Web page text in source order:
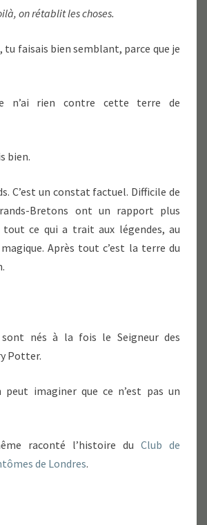
on rétablit les choses.
tu faisais bien semblant, parce que je
n’ai rien contre cette terre de
bien.
C’est un constat factuel. Difficile de
Bretons ont un rapport plus
tout ce qui a trait aux légendes, au
Après tout c’est la terre du
sont nés à la fois le Seigneur des
Potter.
peut imaginer que ce n’est pas un
raconté l’histoire du Club de
de Londres.